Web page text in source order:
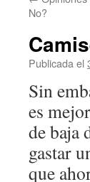
No?
Publicada el
Sin
es
de baja
gastar
que